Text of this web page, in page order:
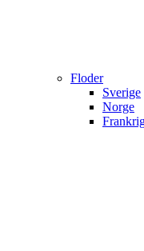
Floder
Sverige
Norge